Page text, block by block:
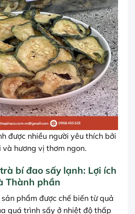
được nhiều người yêu thích bởi
và hương vị thơm ngon.
bí đao sấy lạnh: Lợi ích
Thành phần
phẩm được chế biến từ quả
quá trình sấy ở nhiệt độ thấp